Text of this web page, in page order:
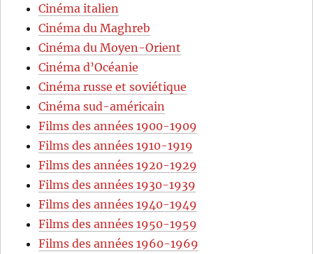
Cinéma italien
Cinéma du Maghreb
Cinéma du Moyen-Orient
Cinéma d’Océanie
Cinéma russe et soviétique
Cinéma sud-américain
Films des années 1900-1909
Films des années 1910-1919
Films des années 1920-1929
Films des années 1930-1939
Films des années 1940-1949
Films des années 1950-1959
Films des années 1960-1969